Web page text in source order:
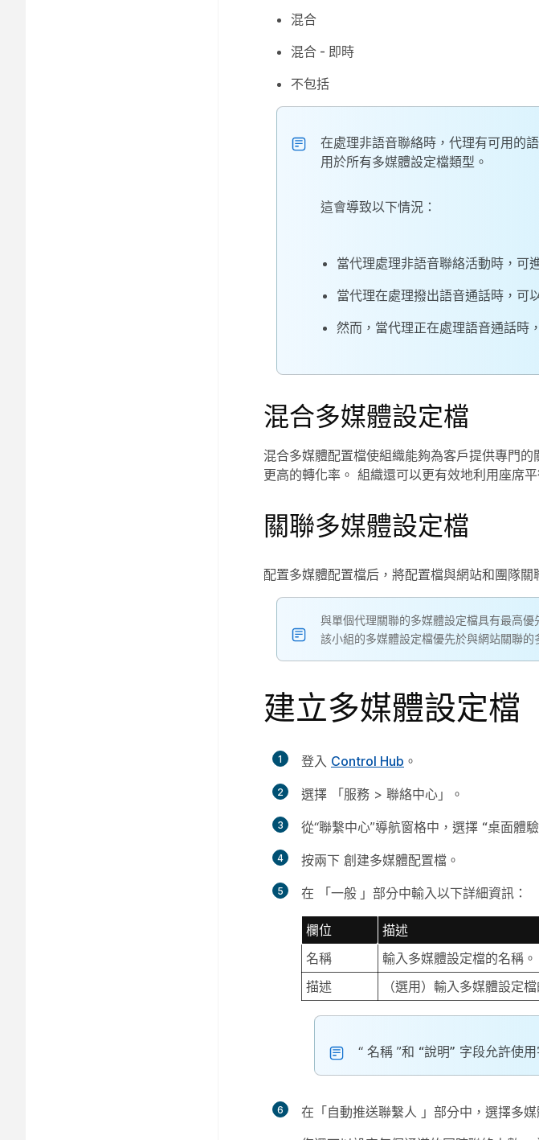
混合
混合 - 即時
不包括
在處理非語音聯絡時，代理有可用的
用於所有多媒體設定檔類型。
這會導致以下情況：
當代理處理非語音聯絡活動時，可
當代理在處理撥出語音通話時，可
然而，當代理正在處理語音通話時
混合多媒體設定檔
混合多媒體配置檔使組織能夠為客戶提供專門
更高的轉化率。 組織還可以更有效地利用座席
關聯多媒體設定檔
配置多媒體配置檔后，將配置檔與網站和團隊關
與單個代理關聯的多媒體設定檔具有最高
該小組的多媒體設定檔優先於與網站關聯的
建立多媒體設定檔
1 登入 Control Hub 。
2 選擇 「服務 > 聯絡中心 」。
3 從“聯繫中心”導航窗格中，選擇 “桌面體驗
4 按兩下 創建多媒體配置檔 。
5 在 「一般 」部分中輸入以下詳細資訊：
欄位
描述
名稱
輸入多媒體設定檔的名稱。
描述
（選用）輸入多媒體設定
“ 名稱 ”和 “說明” 字段允許使
6 在「自動推送聯繫人 」部分中，選擇多